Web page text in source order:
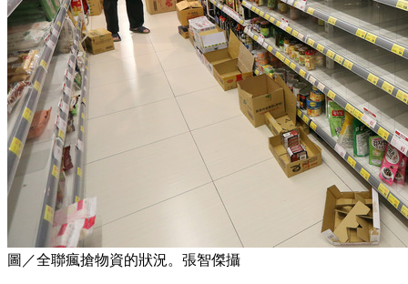
圖／全聯瘋搶物資的狀況。張智傑攝